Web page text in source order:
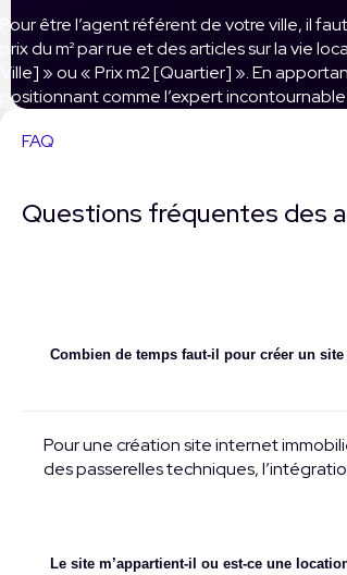
Pour être l’agent référent de votre ville, il
prix du m² par rue et des articles sur la vie
Ville] » ou « Prix m2 [Quartier] ». En
positionnant comme l’expert
FAQ
Questions fréquentes des
Combien de temps faut-il pour créer un
Pour une création site internet
des passerelles techniques,
Le site m’appartient-il ou est-ce une